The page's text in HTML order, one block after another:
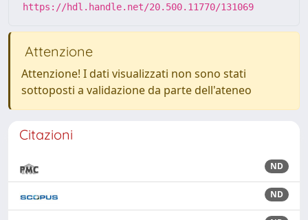
https://hdl.handle.net/20.500.11770/131069
Attenzione
Attenzione! I dati visualizzati non sono stati
sottoposti a validazione da parte dell'ateneo
Citazioni
ND
ND